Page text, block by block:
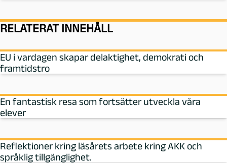
RELATERAT INNEHÅLL
EU i vardagen skapar delaktighet, demokrati och
framtidstro
En fantastisk resa som fortsätter utveckla våra
elever
Reflektioner kring läsårets arbete kring AKK och
språklig tillgänglighet.